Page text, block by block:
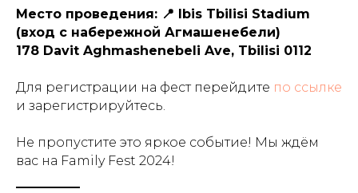
Место проведения: 📍 Ibis Tbilisi Stadium
(вход с набережной Агмашенебели)
178 Davit Aghmashenebeli Ave, Tbilisi 0112
Для регистрации на фест перейдите по ссылке
и зарегистрируйтесь.
Не пропустите это яркое событие! Мы ждём
вас на Family Fest 2024!